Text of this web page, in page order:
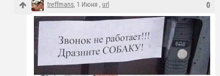
0
treffmans, 1 Июня , url